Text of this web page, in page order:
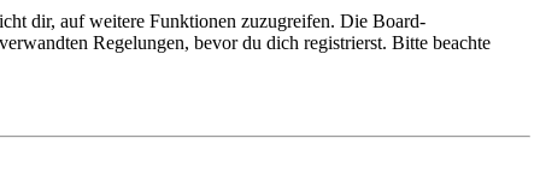
dir, auf weitere Funktionen zuzugreifen. Die Board-
Regelungen, bevor du dich registrierst. Bitte beachte